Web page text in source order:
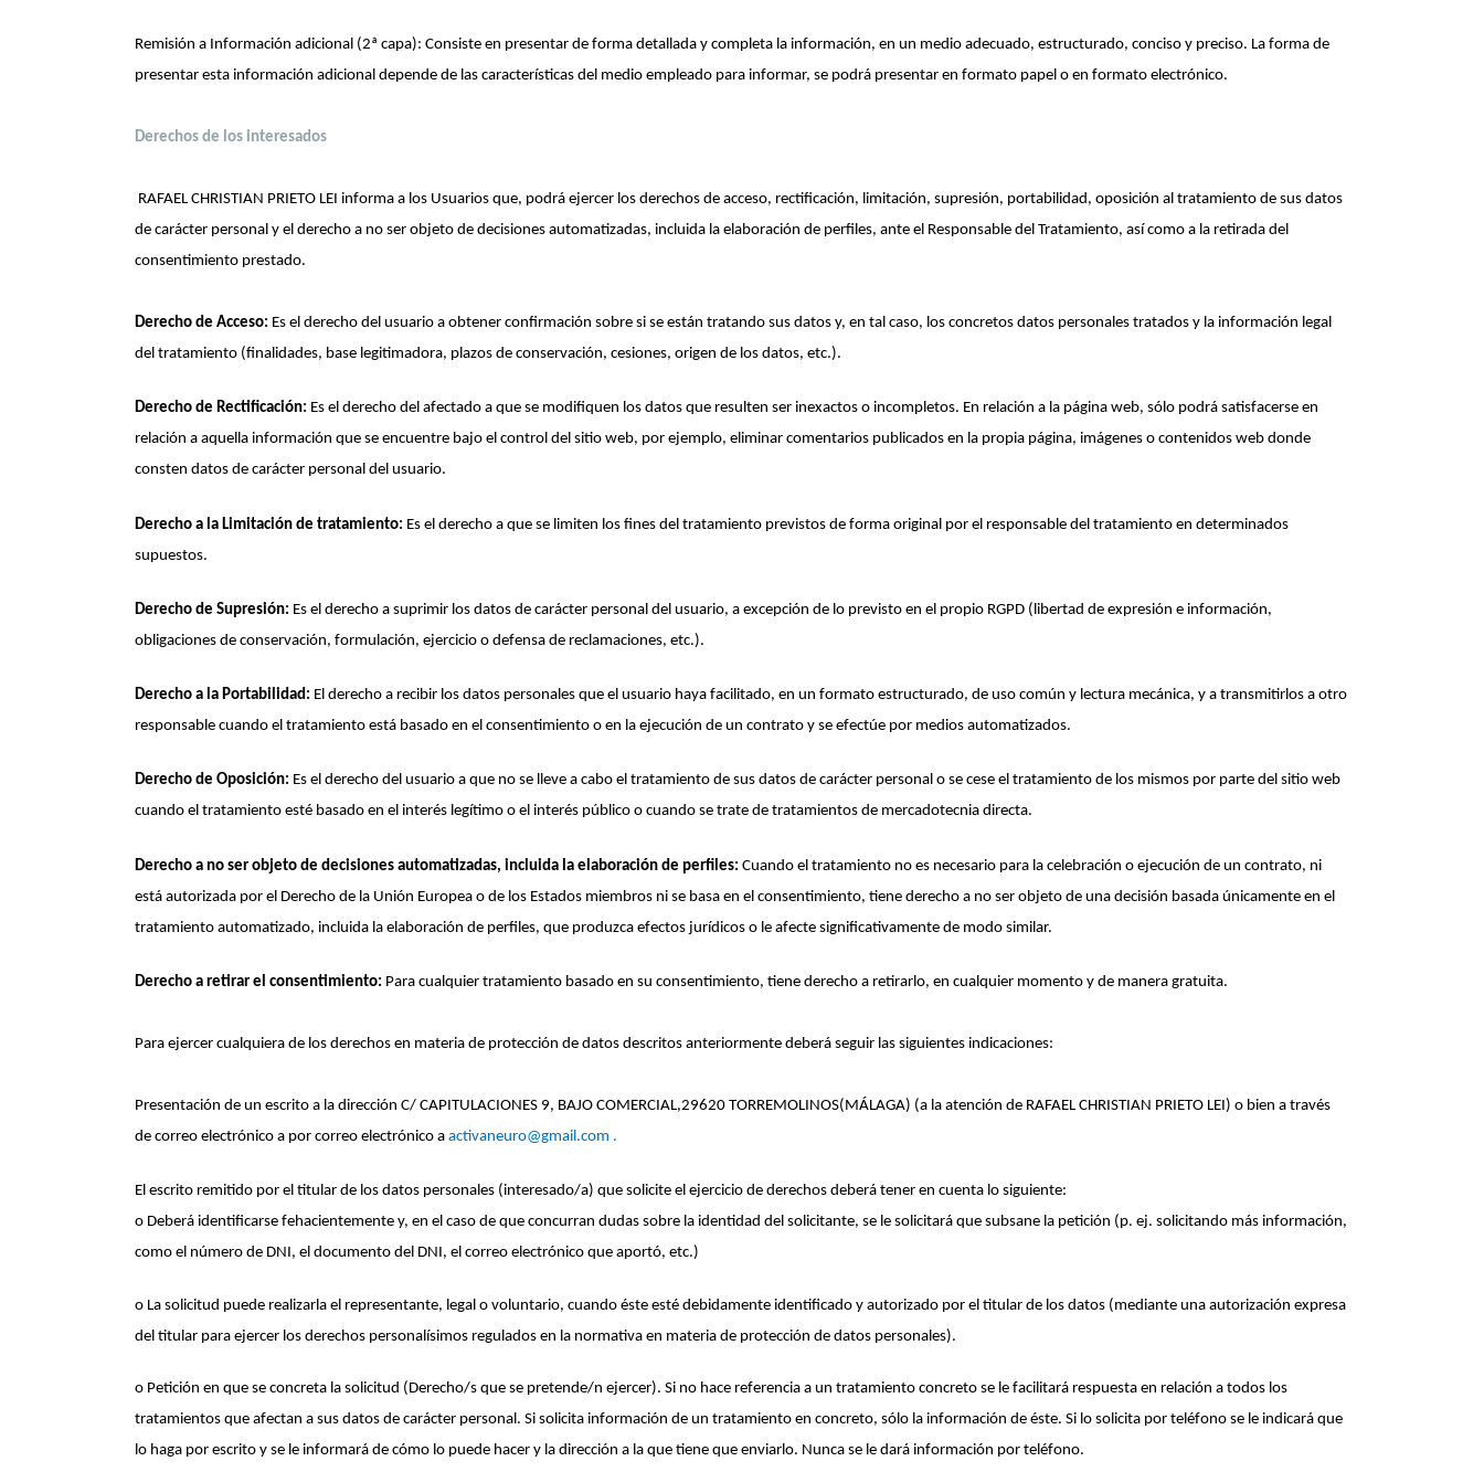
Remisión a Información adicional (2ª capa): Consiste en presentar de forma detallada y completa la información, en un medio adecuado, estructurado, conciso y preciso. La forma de
presentar esta información adicional depende de las características del medio empleado para informar, se podrá presentar en formato papel o en formato electrónico.
Derechos de los interesados
RAFAEL CHRISTIAN PRIETO LEI informa a los Usuarios que, podrá ejercer los derechos de acceso, rectificación, limitación, supresión, portabilidad, oposición al tratamiento de sus datos
de carácter personal y el derecho a no ser objeto de decisiones automatizadas, incluida la elaboración de perfiles, ante el Responsable del Tratamiento, así como a la retirada del
consentimiento prestado.
Derecho de Acceso: Es el derecho del usuario a obtener confirmación sobre si se están tratando sus datos y, en tal caso, los concretos datos personales tratados y la información legal
del tratamiento (finalidades, base legitimadora, plazos de conservación, cesiones, origen de los datos, etc.).
Derecho de Rectificación: Es el derecho del afectado a que se modifiquen los datos que resulten ser inexactos o incompletos. En relación a la página web, sólo podrá satisfacerse en
relación a aquella información que se encuentre bajo el control del sitio web, por ejemplo, eliminar comentarios publicados en la propia página, imágenes o contenidos web donde
consten datos de carácter personal del usuario.
Derecho a la Limitación de tratamiento: Es el derecho a que se limiten los fines del tratamiento previstos de forma original por el responsable del tratamiento en determinados
supuestos.
Derecho de Supresión: Es el derecho a suprimir los datos de carácter personal del usuario, a excepción de lo previsto en el propio RGPD (libertad de expresión e información,
obligaciones de conservación, formulación, ejercicio o defensa de reclamaciones, etc.).
Derecho a la Portabilidad: El derecho a recibir los datos personales que el usuario haya facilitado, en un formato estructurado, de uso común y lectura mecánica, y a transmitirlos a otro
responsable cuando el tratamiento está basado en el consentimiento o en la ejecución de un contrato y se efectúe por medios automatizados.
Derecho de Oposición: Es el derecho del usuario a que no se lleve a cabo el tratamiento de sus datos de carácter personal o se cese el tratamiento de los mismos por parte del sitio web
cuando el tratamiento esté basado en el interés legítimo o el interés público o cuando se trate de tratamientos de mercadotecnia directa.
Derecho a no ser objeto de decisiones automatizadas, incluida la elaboración de perfiles: Cuando el tratamiento no es necesario para la celebración o ejecución de un contrato, ni
está autorizada por el Derecho de la Unión Europea o de los Estados miembros ni se basa en el consentimiento, tiene derecho a no ser objeto de una decisión basada únicamente en el
tratamiento automatizado, incluida la elaboración de perfiles, que produzca efectos jurídicos o le afecte significativamente de modo similar.
Derecho a retirar el consentimiento: Para cualquier tratamiento basado en su consentimiento, tiene derecho a retirarlo, en cualquier momento y de manera gratuita.
Para ejercer cualquiera de los derechos en materia de protección de datos descritos anteriormente deberá seguir las siguientes indicaciones:
Presentación de un escrito a la dirección C/ CAPITULACIONES 9, BAJO COMERCIAL,29620 TORREMOLINOS(MÁLAGA) (a la atención de RAFAEL CHRISTIAN PRIETO LEI) o bien a través
de correo electrónico a por correo electrónico a activaneuro@gmail.com .
El escrito remitido por el titular de los datos personales (interesado/a) que solicite el ejercicio de derechos deberá tener en cuenta lo siguiente:
o Deberá identificarse fehacientemente y, en el caso de que concurran dudas sobre la identidad del solicitante, se le solicitará que subsane la petición (p. ej. solicitando más información,
como el número de DNI, el documento del DNI, el correo electrónico que aportó, etc.)
o La solicitud puede realizarla el representante, legal o voluntario, cuando éste esté debidamente identificado y autorizado por el titular de los datos (mediante una autorización expresa
del titular para ejercer los derechos personalísimos regulados en la normativa en materia de protección de datos personales).
o Petición en que se concreta la solicitud (Derecho/s que se pretende/n ejercer). Si no hace referencia a un tratamiento concreto se le facilitará respuesta en relación a todos los
tratamientos que afectan a sus datos de carácter personal. Si solicita información de un tratamiento en concreto, sólo la información de éste. Si lo solicita por teléfono se le indicará que
lo haga por escrito y se le informará de cómo lo puede hacer y la dirección a la que tiene que enviarlo. Nunca se le dará información por teléfono.